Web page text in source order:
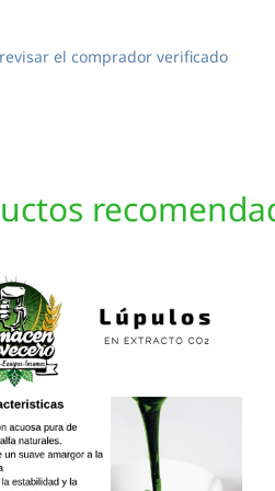
el comprador verificado